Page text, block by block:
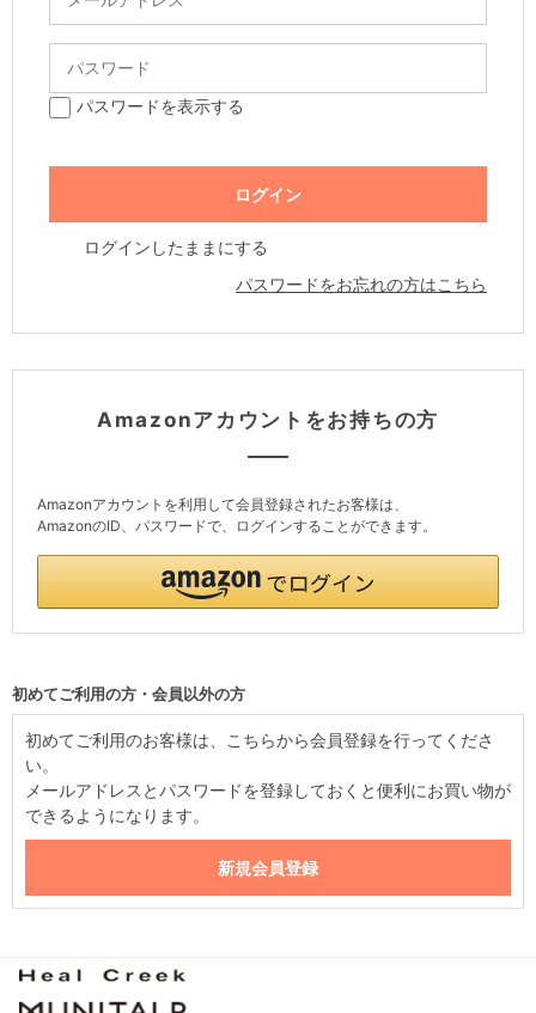
パスワードを表示する
ログインしたままにする
パスワードをお忘れの方はこちら
Amazonアカウントをお持ちの方
Amazonアカウントを利用して会員登録されたお客様は、
AmazonのID、パスワードで、ログインすることができます。
初めてご利用の方・会員以外の方
初めてご利用のお客様は、こちらから会員登録を行ってくださ
い。
メールアドレスとパスワードを登録しておくと便利にお買い物が
できるようになります。